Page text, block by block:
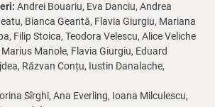
Andrei Bouariu, Eva Danciu, Andrea
Bianca Geantă, Flavia Giurgiu, Mariana
Filip Stoica, Teodora Velescu, Alice Veliche
Marius Manole, Flavia Giurgiu, Eduard
Răzvan Conțu, Iustin Danalache,
Sîrghi, Ana Everling, Ioana Milculescu,